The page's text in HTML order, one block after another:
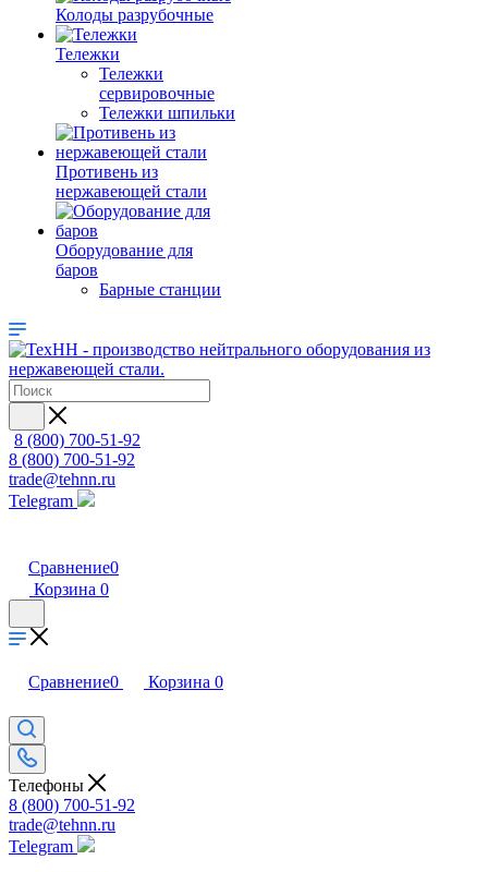
Колоды разрубочные
Тележки
Тележки
сервировочные
Тележки шпильки
Противень из
нержавеющей стали
Оборудование для
баров
Барные станции
8 (800) 700-51-92
8 (800) 700-51-92
trade@tehnn.ru
Telegram
Сравнение0
Корзина 0
Сравнение0 Корзина 0
Телефоны
8 (800) 700-51-92
trade@tehnn.ru
Telegram